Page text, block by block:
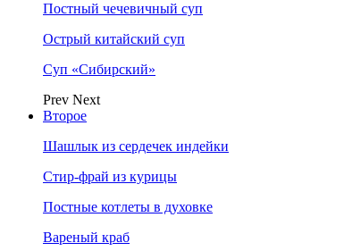
Постный чечевичный суп
Острый китайский суп
Суп «Сибирский»
Prev Next
Второе
Шашлык из сердечек индейки
Стир-фрай из курицы
Постные котлеты в духовке
Вареный краб